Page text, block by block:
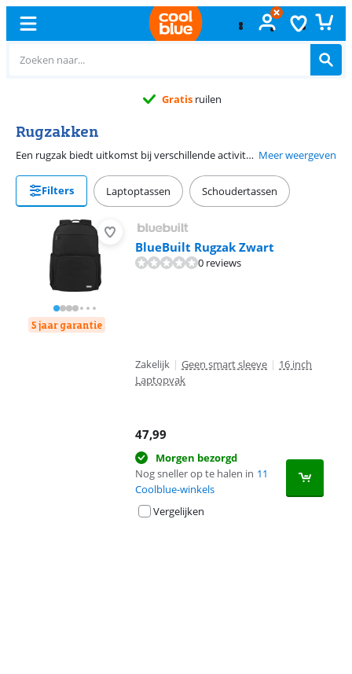
Gratis ruilen
Rugzakken
Een rugzak biedt uitkomst bij verschillende activiteiten. Zo neem je rugzakken niet alleen mee naar school of werk, maar gebruik je een rugtas ook als je een dagje weg gaat. Voordat je een rugzak gaat kopen, is het belangrijk dat je bepaalt waar je hem voor wilt gebruiken. Zo is een tas van 10 tot 25 liter voldoende voor een drukke werkdag en heb je een rugzak van minimaal 20 liter nodig als je boeken en schriften meeneemt. Gebruik je de rugtas tijdens het wandelen of fietsen? Denk dan ook aan extra eigenschappen, zoals de rugventilatie. Meer weergeven
Filters Laptoptassen Schoudertassen
5 jaar garantie
BlueBuilt Rugzak Zwart
0 reviews
Zakelijk | Geen smart sleeve | 16 inch
Laptopvak
47,99
Morgen bezorgd
Nog sneller op te halen in 11
Coolblue-winkels
Vergelijken